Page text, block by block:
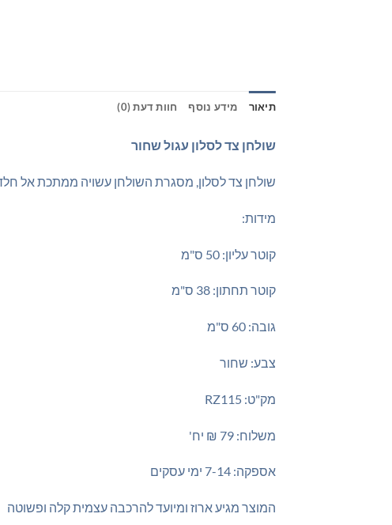
תיאור מידע נוסף חוות דעת (0)
שולחן צד לסלון עגול שחור
שולחן צד לסלון, מסגרת השולחן עשויה ממתכת אל
מידות:
קוטר עליון: 50 ס"מ
קוטר תחתון: 38 ס"מ
גובה: 60 ס"מ
צבע: שחור
מק"ט: RZ115
משלוח: 79 ₪ יח'
אספקה: 7-14 ימי עסקים
המוצר מגיע ארוז ומיועד להרכבה עצמית קלה ופשוטה